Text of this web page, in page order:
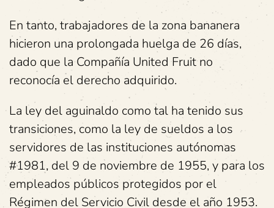
En tanto, trabajadores de la zona bananera
hicieron una prolongada huelga de 26 días,
dado que la Compañía United Fruit no
reconocía el derecho adquirido.
La ley del aguinaldo como tal ha tenido sus
transiciones, como la ley de sueldos a los
servidores de las instituciones autónomas
#1981, del 9 de noviembre de 1955, y para los
empleados públicos protegidos por el
Régimen del Servicio Civil desde el año 1953.